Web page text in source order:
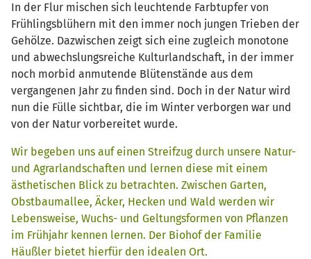
In der Flur mischen sich leuchtende Farbtupfer von
Frühlingsblühern mit den immer noch jungen Trieben der
Gehölze. Dazwischen zeigt sich eine zugleich monotone
und abwechslungsreiche Kulturlandschaft, in der immer
noch morbid anmutende Blütenstände aus dem
vergangenen Jahr zu finden sind. Doch in der Natur wird
nun die Fülle sichtbar, die im Winter verborgen war und
von der Natur vorbereitet wurde.
Wir begeben uns auf einen Streifzug durch unsere Natur-
und Agrarlandschaften und lernen diese mit einem
ästhetischen Blick zu betrachten. Zwischen Garten,
Obstbaumallee, Äcker, Hecken und Wald werden wir
Lebensweise, Wuchs- und Geltungsformen von Pflanzen
im Frühjahr kennen lernen. Der Biohof der Familie
Häußler bietet hierfür den idealen Ort.